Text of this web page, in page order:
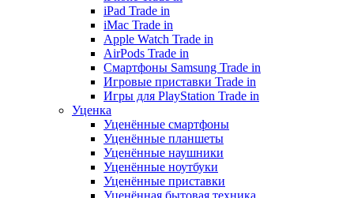
iPad Trade in
iMac Trade in
Apple Watch Trade in
AirPods Trade in
Смартфоны Samsung Trade in
Игровые приставки Trade in
Игры для PlayStation Trade in
Уценка
Уценённые смартфоны
Уценённые планшеты
Уценённые наушники
Уценённые ноутбуки
Уценённые приставки